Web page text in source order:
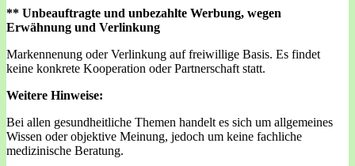
** Unbeauftragte und unbezahlte Werbung, wegen
Erwähnung und Verlinkung
Markennenung oder Verlinkung auf freiwillige Basis. Es findet
keine konkrete Kooperation oder Partnerschaft statt.
Weitere Hinweise:
Bei allen gesundheitliche Themen handelt es sich um allgemeines
Wissen oder objektive Meinung, jedoch um keine fachliche
medizinische Beratung.